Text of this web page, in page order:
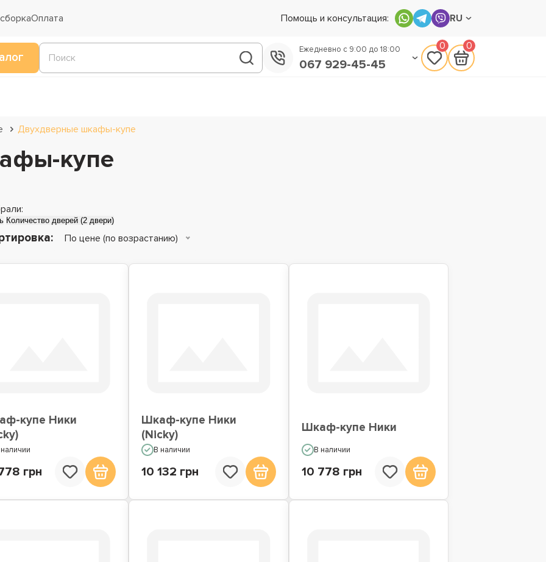
Оплата Помощь и консультация: RU
Ежедневно с 9:00 до 18:00
067 929-45-45
0 0
Двухдверные шкафы-купе
купе
Количество дверей (2 двери)
По цене (по возрастанию)
купе Ники
грн
Шкаф-купе Ники
(Nicky)
В наличии
10 132 грн
Шкаф-купе Ники
В наличии
10 778 грн